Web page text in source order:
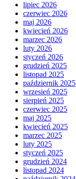
lipiec 2026
czerwiec 2026
maj 2026
kwiecień 2026
marzec 2026
luty 2026
styczeń 2026
grudzień 2025
listopad 2025
październik 2025
wrzesień 2025
sierpień 2025
czerwiec 2025
maj 2025
kwiecień 2025
marzec 2025
luty 2025
styczeń 2025
grudzień 2024
listopad 2024